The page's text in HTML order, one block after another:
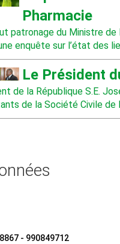
Pharmacie
patronage du Ministre de
enquête sur l’état des
Le Président
de la République S.E.
de la Société Civile de
- 990849712